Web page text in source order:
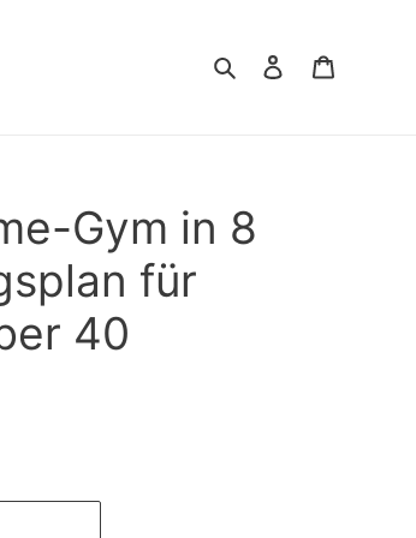
SuchenEinloggen
Gym in 8
für
40